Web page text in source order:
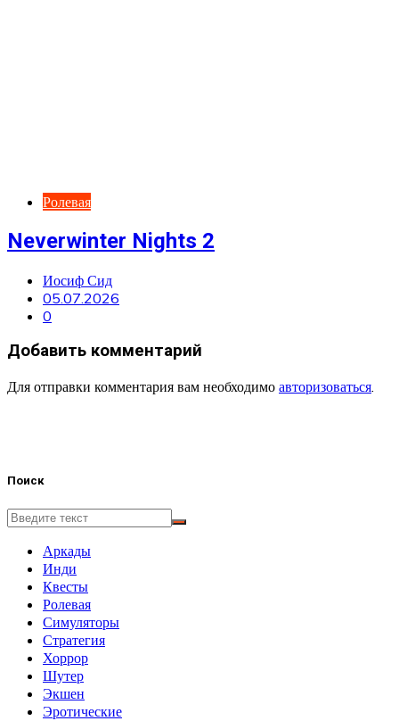
Ролевая
Neverwinter Nights 2
Иосиф Сид
05.07.2026
0
Добавить комментарий
Для отправки комментария вам необходимо авторизоваться.
Поиск
Аркады
Инди
Квесты
Ролевая
Симуляторы
Стратегия
Хоррор
Шутер
Экшен
Эротические